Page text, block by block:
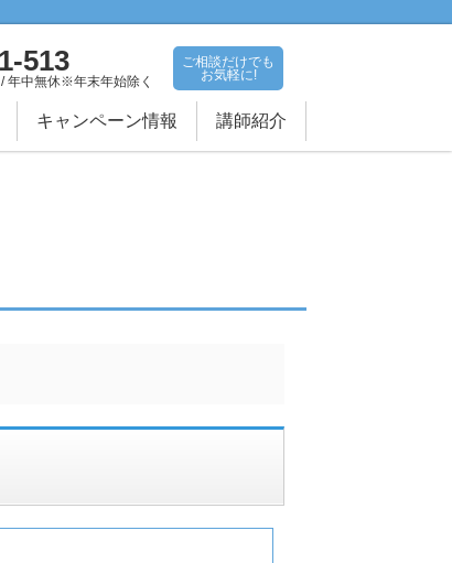
513
年中無休※年末年始除く
ご相談だけでも
お気軽に!
キャンペーン情報 講師紹介